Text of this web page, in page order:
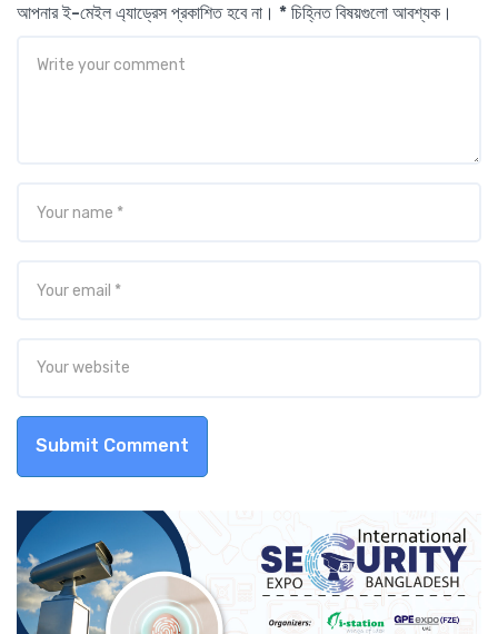
আপনার ই-মেইল এ্যাড্রেস প্রকাশিত হবে না। * চিহ্নিত বিষয়গুলো আবশ্যক।
Submit Comment